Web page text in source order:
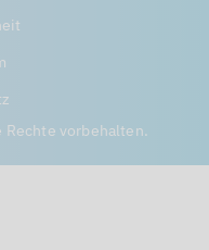
Rechte vorbehalten.